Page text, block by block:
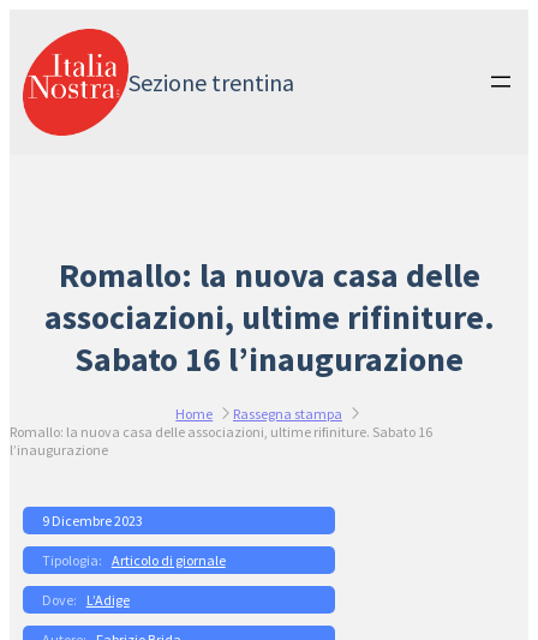
contenuto
Sezione trentina
Romallo: la nuova casa delle
associazioni, ultime rifiniture.
Sabato 16 l’inaugurazione
Home
Rassegna stampa
Romallo: la nuova casa delle associazioni, ultime rifiniture. Sabato 16
l’inaugurazione
9 Dicembre 2023
Articolo di giornale
L’Adige